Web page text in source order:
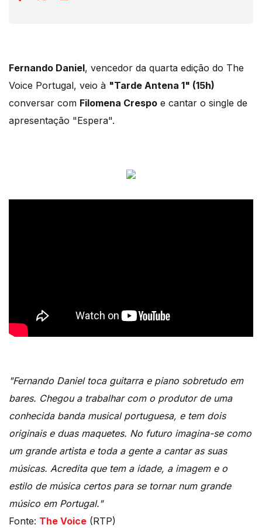
Fernando Daniel, vencedor da quarta edição do The
Voice Portugal, veio à "Tarde Antena 1" (15h)
conversar com Filomena Crespo e cantar o single de
apresentação "Espera".
"Fernando Daniel toca guitarra e piano sobretudo em
bares. Chegou a trabalhar com o produtor de uma
conhecida banda musical portuguesa, e tem dois
originais e duas maquetes. No futuro imagina-se como
um grande artista e toda a gente a cantar as suas
músicas. Acredita que tem a idade, a imagem e o
estilo de música certos para se tornar num grande
músico em Portugal."
Fonte: The Voice (RTP)